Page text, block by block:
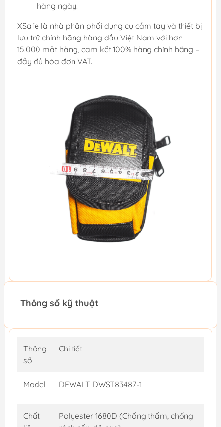
hàng ngày.
XSafe là nhà phân phối dụng cụ cầm tay và thiết bị
lưu trữ chính hãng hàng đầu Việt Nam với hơn
15.000 mặt hàng, cam kết 100% hàng chính hãng –
đầy đủ hóa đơn VAT.
Thông số kỹ thuật
Thông
số
Chi tiết
Model DEWALT DWST83487-1
Chất
Polyester 1680D (Chống thấm, chống